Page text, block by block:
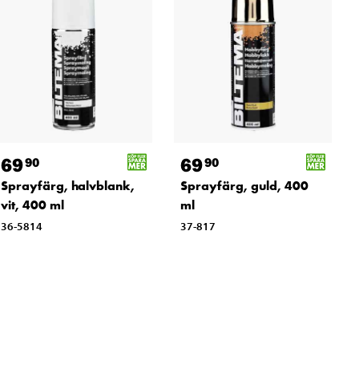
6990
Sprayfärg, halvblank,
vit, 400 ml
36-5814
6990
Sprayfärg, guld, 400
ml
37-817